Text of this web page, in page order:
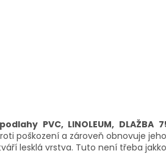
PVC, LINOLEUM, DLAŽBA
poškození a zároveň obnovuje
lesklá vrstva. Tuto není třeba